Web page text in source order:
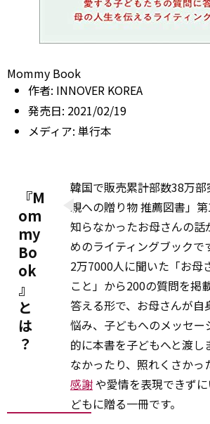
Mommy Book
作者: INNOVER KOREA
発売日: 2021/02/19
メディア: 単行本
『M
om
my
Bo
ok
』
と
は
？
韓国で販売累計部数38万
親への贈り物 推薦図書」
知らなかったお母さんの話
めのライティングブックで
2万7000人に聞いた「お母
こと」から200の質問を掲
答える形で、お母さんが自
悩み、子どもへのメッセ
的に本書を子どもへと渡し
なかったり、照れくさかっ
感謝や愛情を表現できず
どもに贈る一冊です。